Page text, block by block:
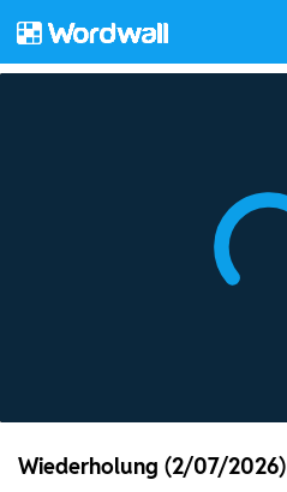
Wiederholung (2/07/2026)